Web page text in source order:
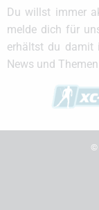
Du willst immer
melde dich für
erhältst du damit
News und
©